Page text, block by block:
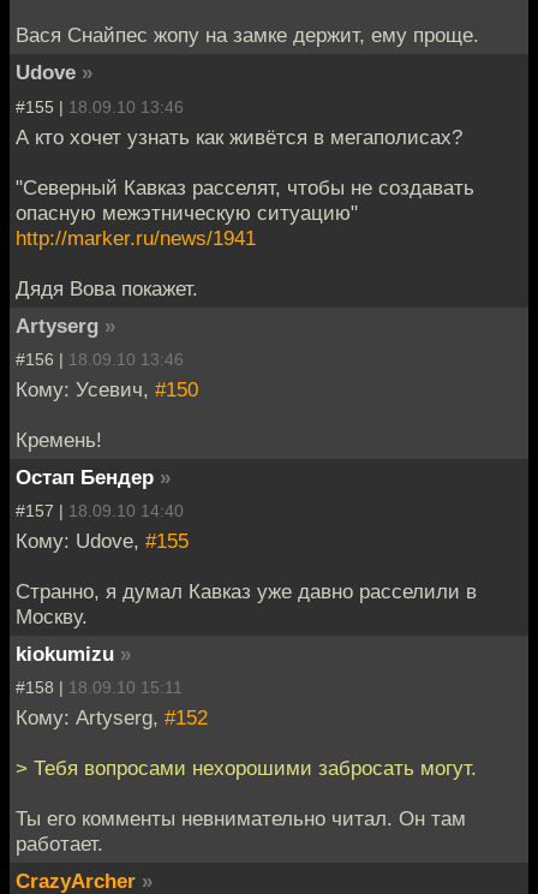
Вася Снайпес жопу на замке держит, ему проще.
Udove »
#155 | 18.09.10 13:46
А кто хочет узнать как живётся в мегаполисах?
"Северный Кавказ расселят, чтобы не создавать
опасную межэтническую ситуацию"
http://marker.ru/news/1941
Дядя Вова покажет.
Artyserg »
#156 | 18.09.10 13:46
Кому: Усевич, #150
Кремень!
Остап Бендер »
#157 | 18.09.10 14:40
Кому: Udove, #155
Странно, я думал Кавказ уже давно расселили в
Москву.
kiokumizu »
#158 | 18.09.10 15:11
Кому: Artyserg, #152
> Тебя вопросами нехорошими забросать могут.
Ты его комменты невнимательно читал. Он там
работает.
CrazyArcher »